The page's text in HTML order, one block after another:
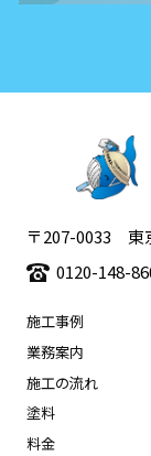
〒207-0033 東
0120-148-
施工事例
業務案内
施工の流れ
塗料
料金